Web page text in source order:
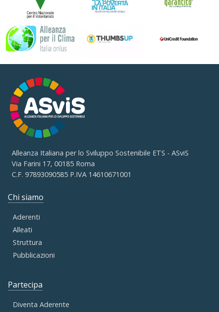
Alleanza Italiana per lo Sviluppo Sostenibile ETS - ASviS
Via Farini 17, 00185 Roma
C.F. 97893090585 P.IVA 14610671001
Chi siamo
Aderenti
Alleati
Struttura
Pubblicazioni
Partecipa
Diventa Aderente